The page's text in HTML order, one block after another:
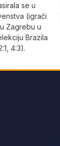
se u
(igrači
Zagrebu u
Brazila
4:3).